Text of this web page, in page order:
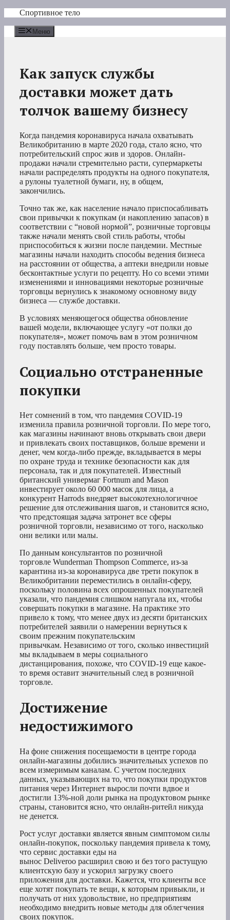
Перейти
содержимому
Спортивное тело
Меню
Как запуск службы
доставки может дать
толчок вашему бизнесу
Когда пандемия коронавируса начала охватывать
Великобританию в марте 2020 года, стало ясно, что
потребительский спрос жив и здоров. Онлайн-
продажи начали стремительно расти, супермаркеты
начали распределять продукты на одного покупателя,
а рулоны туалетной бумаги, ну, в общем,
закончились.
Точно так же, как население начало приспосабливать
свои привычки к покупкам (и накоплению запасов) в
соответствии с “новой нормой”, розничные торговцы
также начали менять свой стиль работы, чтобы
приспособиться к жизни после пандемии. Местные
магазины начали находить способы ведения бизнеса
на расстоянии от общества, а аптеки внедрили новые
бесконтактные услуги по рецепту. Но со всеми этими
изменениями и инновациями некоторые розничные
торговцы вернулись к знакомому основному виду
бизнеса — службе доставки.
В условиях меняющегося общества обновление
вашей модели, включающее услугу «от полки до
покупателя», может помочь вам в этом розничном
году поставлять больше, чем просто товары.
Социально отстраненные
покупки
Нет сомнений в том, что пандемия COVID-19
изменила правила розничной торговли. По мере того,
как магазины начинают вновь открывать свои двери
и привлекать своих поставщиков, больше времени и
денег, чем когда-либо прежде, вкладывается в меры
по охране труда и технике безопасности как для
персонала, так и для покупателей. Известный
британский универмаг Fortnum and Mason
инвестирует около 60 000 масок для лица, а
конкурент Harrods внедряет высокотехнологичное
решение для отслеживания шагов, и становится ясно,
что предстоящая задача затронет все сферы
розничной торговли, независимо от того, насколько
они велики или малы.
По данным консультантов по розничной
торговле Wunderman Thompson Commerce, из-за
карантина из-за коронавируса две трети покупок в
Великобритании переместились в онлайн-сферу,
поскольку половина всех опрошенных покупателей
указали, что пандемия слишком напугала их, чтобы
совершать покупки в магазине. На практике это
привело к тому, что менее двух из десяти британских
потребителей заявили о намерении вернуться к
своим прежним покупательским
привычкам. Независимо от того, сколько инвестиций
мы вкладываем в меры социального
дистанцирования, похоже, что COVID-19 еще какое-
то время оставит значительный след в розничной
торговле.
Достижение
недостижимого
На фоне снижения посещаемости в центре города
онлайн-магазины добились значительных успехов по
всем измеримым каналам. С учетом последних
данных, указывающих на то, что покупки продуктов
питания через Интернет выросли почти вдвое и
достигли 13%-ной доли рынка на продуктовом рынке
страны, становится ясно, что онлайн-ритейл никуда
не денется.
Рост услуг доставки является явным симптомом силы
онлайн-покупок, поскольку пандемия привела к тому,
что сервис доставки еды на
вынос Deliveroo расширил свою и без того растущую
клиентскую базу и ускорил загрузку своего
приложения для доставки. Кажется, что клиенты все
еще хотят покупать те вещи, к которым привыкли, и
получать от них удовольствие, но предприятиям
необходимо внедрить новые методы для облегчения
своих покупок.